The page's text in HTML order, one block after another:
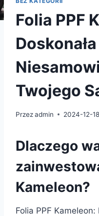
Folia PPF
Twojego
Przezadmin 2024-12-18
Dlaczego
Kameleon?
Folia PPF Kameleon: